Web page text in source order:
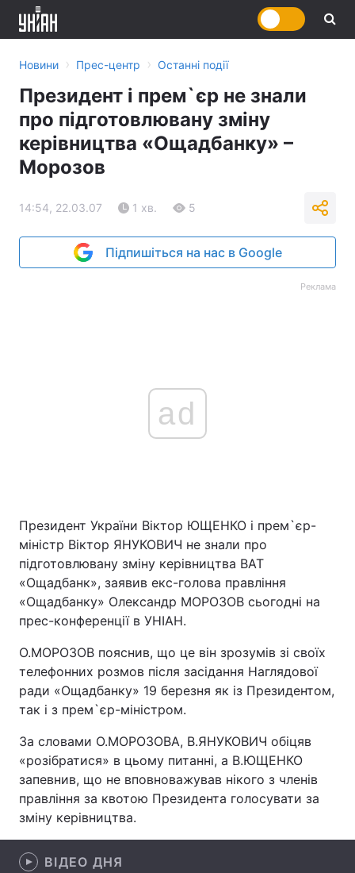
Головна Війна
Україна
Новини › Прес-центр › Останні події
Президент і прем`єр не знали
про підготовлювану зміну
керівництва «Ощадбанку» –
Морозов
14:54, 22.03.07 1 хв. 5
Підпишіться на нас в Google
Реклама
ad
Президент України Віктор ЮЩЕНКО і прем`єр-
міністр Віктор ЯНУКОВИЧ не знали про
підготовлювану зміну керівництва ВАТ
«Ощадбанк», заявив екс-голова правління
«Ощадбанку» Олександр МОРОЗОВ сьогодні на
прес-конференції в УНІАН.
О.МОРОЗОВ пояснив, що це він зрозумів зі своїх
телефонних розмов після засідання Наглядової
ради «Ощадбанку» 19 березня як із Президентом,
так і з прем`єр-міністром.
За словами О.МОРОЗОВА, В.ЯНУКОВИЧ обіцяв
«розібратися» в цьому питанні, а В.ЮЩЕНКО
запевнив, що не вповноважував нікого з членів
правління за квотою Президента голосувати за
зміну керівництва.
ВІДЕО ДНЯ